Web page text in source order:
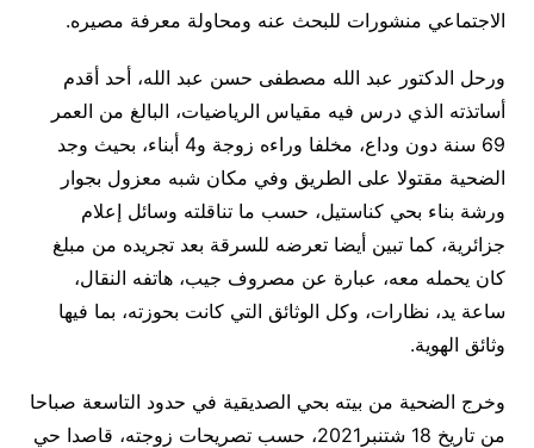
الاجتماعي منشورات للبحث عنه ومحاولة معرفة مصيره.
ورحل الدكتور عبد الله مصطفى حسن عبد الله، أحد أقدم
أساتذته الذي درس فيه مقياس الرياضيات، البالغ من العمر
69 سنة دون وداع، مخلفا وراءه زوجة و4 أبناء، بحيث وجد
الضحية مقتولا على الطريق وفي مكان شبه معزول بجوار
ورشة بناء بحي كناستيل، حسب ما تناقلته وسائل إعلام
جزائرية، كما تبين أيضا تعرضه للسرقة بعد تجريده من مبلغ
كان يحمله معه، عبارة عن مصروف جيب، هاتفه النقال،
ساعة يد، نظارات، وكل الوثائق التي كانت بحوزته، بما فيها
وثائق الهوية.
وخرج الضحية من بيته بحي الصديقية في حدود التاسعة صباحا
من تاريخ 18 شتنبر2021، حسب تصريحات زوجته، قاصدا حي